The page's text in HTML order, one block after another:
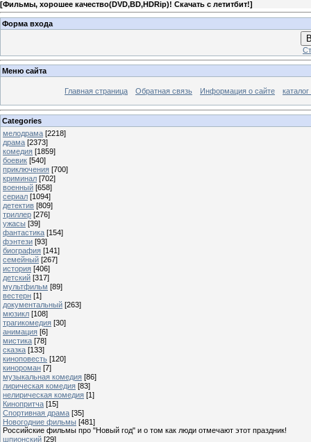
[Фильмы, хорошее качество(DVD,BD,HDRip)! Скачать с летитбит!]
Форма входа
Меню сайта
Главная страница Обратная связь Информация о сайте
Categories
мелодрама [2218]
драма [2373]
комедия [1859]
боевик [540]
приключения [700]
криминал [702]
военный [658]
сериал [1094]
детектив [809]
триллер [276]
ужасы [39]
фантастика [154]
фэнтези [93]
биография [141]
семейный [267]
история [406]
детский [317]
мультфильм [89]
вестерн [1]
документальный [263]
мюзикл [108]
трагикомедия [30]
анимация [6]
мистика [78]
сказка [133]
киноповесть [120]
кинороман [7]
музыкальная комедия [86]
лирическая комедия [83]
нелирическая комедия [1]
Кинопритча [15]
Спортивная драма [35]
Новогодние фильмы [481]
Российские фильмы про "Новый год" и о том как люди отмечают этот праздник!
шпионский [29]